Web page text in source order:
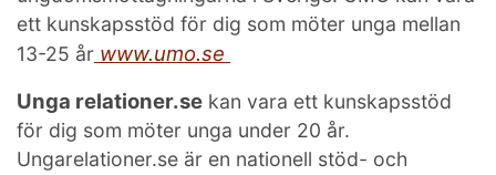
ett kunskapsstöd för dig som möter unga mellan
13-25 år www.umo.se
Unga relationer.se kan vara ett kunskapsstöd
för dig som möter unga under 20 år.
Ungarelationer.se är en nationell stöd- och